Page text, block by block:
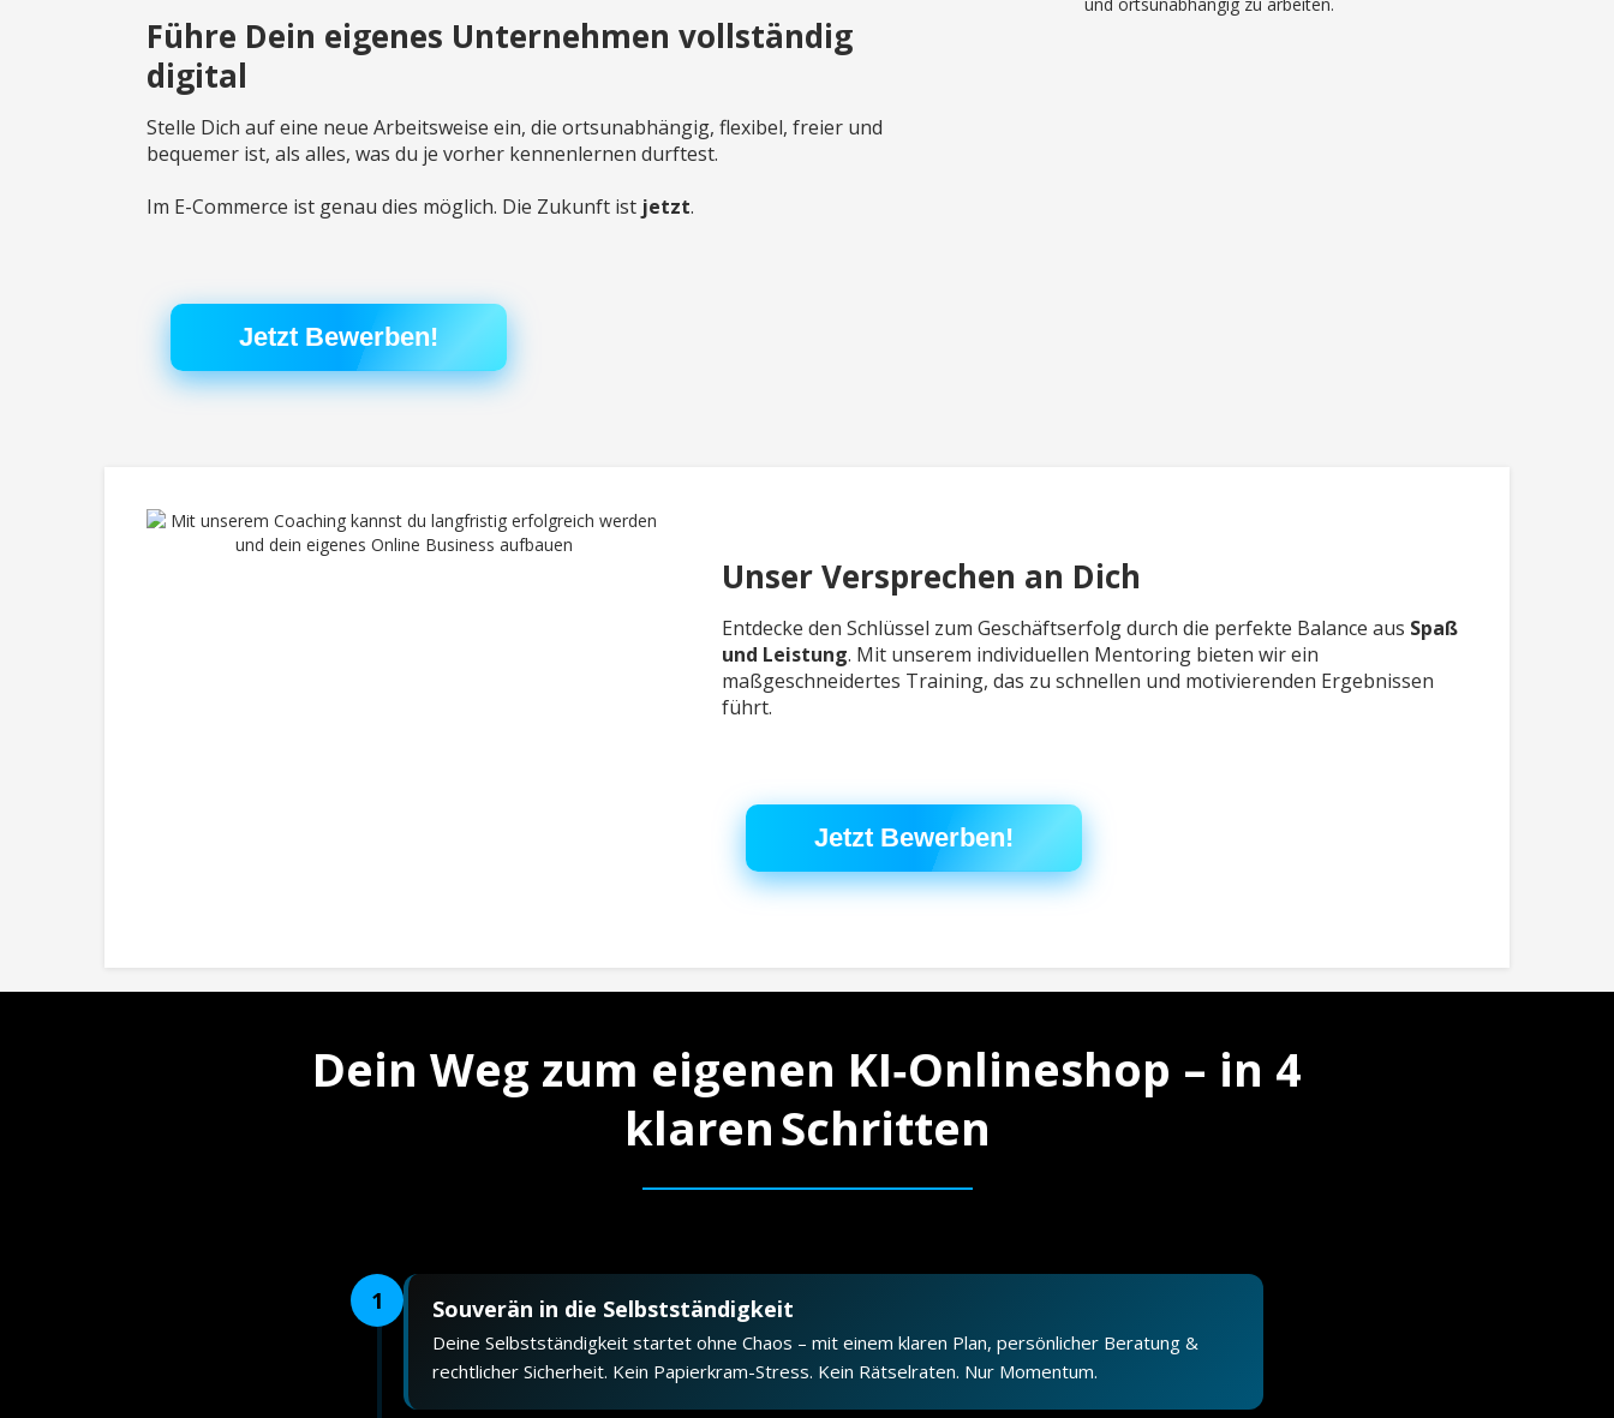
Führe Dein eigenes Unternehmen vollständig
digital
Stelle Dich auf eine neue Arbeitsweise ein, die ortsunabhängig, flexibel, freier und
bequemer ist, als alles, was du je vorher kennenlernen durftest.
Im E-Commerce ist genau dies möglich. Die Zukunft ist jetzt.
Jetzt Bewerben!
Unser Versprechen an Dich
Entdecke den Schlüssel zum Geschäftserfolg durch die perfekte Balance aus Spaß
und Leistung. Mit unserem individuellen Mentoring bieten wir ein
maßgeschneidertes Training, das zu schnellen und motivierenden Ergebnissen
führt.
Jetzt Bewerben!
Dein Weg zum eigenen KI‑Onlineshop – in 4
klaren Schritten
1 Souverän in die Selbstständigkeit
Deine Selbstständigkeit startet ohne Chaos – mit einem klaren Plan, persönlicher Beratung &
rechtlicher Sicherheit. Kein Papierkram-Stress. Kein Rätselraten. Nur Momentum.